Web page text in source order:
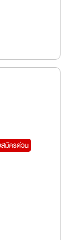
มัครด่วน